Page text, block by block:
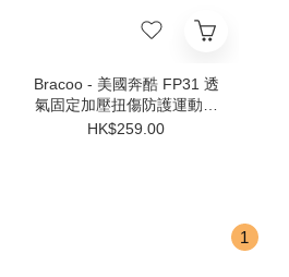
Bracoo - 美國奔酷 FP31 透
氣固定加壓扭傷防護運動護
腳踝 (細/中)
HK$259.00
1